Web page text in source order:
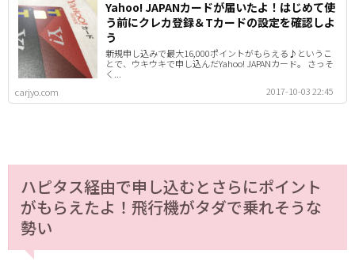
Yahoo! JAPANカードが届いたよ！はじめて使
う前にクレカ登録＆Tカードの設定を確認しよ
う
新規申し込みで最大16,000ポイントがもらえる♪というこ
とで、ウキウキで申し込んだYahoo! JAPANカード。 さっそ
く...
carjyo.com
2017-10-03 22:45
ハピタス経由で申し込むとさらにポイント
がもらえたよ！飛行機がタダで乗れそうな
勢い